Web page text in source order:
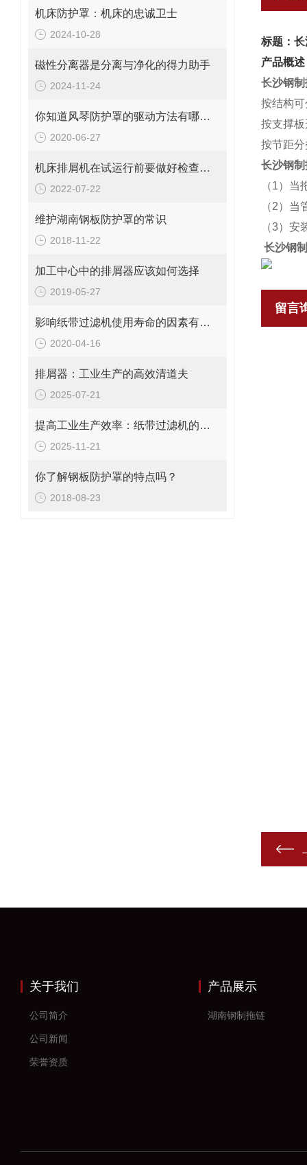
机床防护罩：机床的忠诚卫士
2024-10-28
磁性分离器是分离与净化的得力助手
2024-11-24
你知道风琴防护罩的驱动方法有哪些吗？
2020-06-27
机床排屑机在试运行前要做好检查工作
2022-07-22
维护湖南钢板防护罩的常识
2018-11-22
加工中心中的排屑器应该如何选择
2019-05-27
影响纸带过滤机使用寿命的因素有哪些？
2020-04-16
排屑器：工业生产的高效清道夫
2025-07-21
提高工业生产效率：纸带过滤机的优势与挑战
2025-11-21
你了解钢板防护罩的特点吗？
2018-08-23
标题：
产品概述
长沙钢
按结构
按支撑
按节距
长沙钢
（1）
（2）
（3）
长沙钢
留言
关于我们
公司简介
公司新闻
荣誉资质
产品展示
湖南钢制拖链